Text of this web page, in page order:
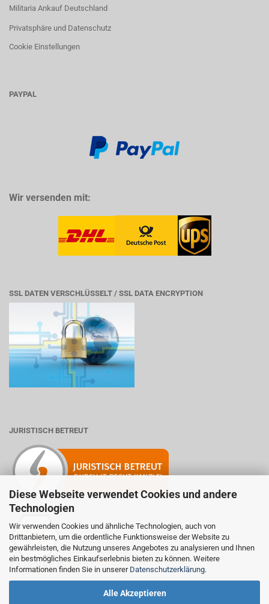
Diese Webseite verwendet Cookies und andere
Technologien
Wir verwenden Cookies und ähnliche Technologien, auch von
Drittanbietern, um die ordentliche Funktionsweise der Website zu
gewährleisten, die Nutzung unseres Angebotes zu analysieren und Ihnen
ein bestmögliches Einkaufserlebnis bieten zu können. Weitere
Informationen finden Sie in unserer Datenschutzerklärung.
Alle Akzeptieren
Militaria Ankauf Deutschland
Privatsphäre und Datenschutz
Cookie Einstellungen
PAYPAL
Wir versenden mit:
SSL DATEN VERSCHLÜSSELT / SSL DATA ENCRYPTION
JURISTISCH BETREUT
Mitglied der Initiative "Fairness im Handel".
Informationen zur Initiative:
https://www.fairness-im-handel.de